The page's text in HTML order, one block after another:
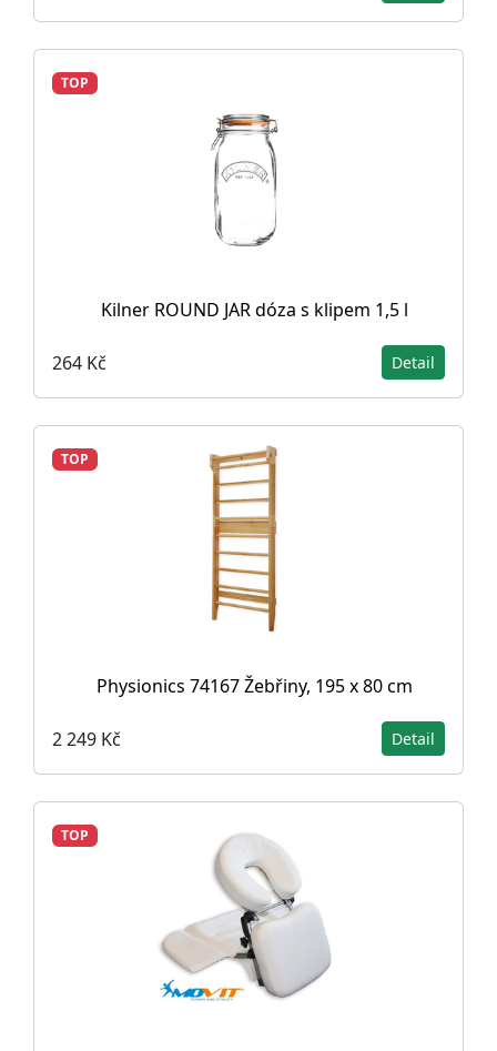
TOP
Kilner ROUND JAR dóza s klipem 1,5 l
264 Kč Detail
TOP
Physionics 74167 Žebřiny, 195 x 80 cm
2 249 Kč Detail
TOP